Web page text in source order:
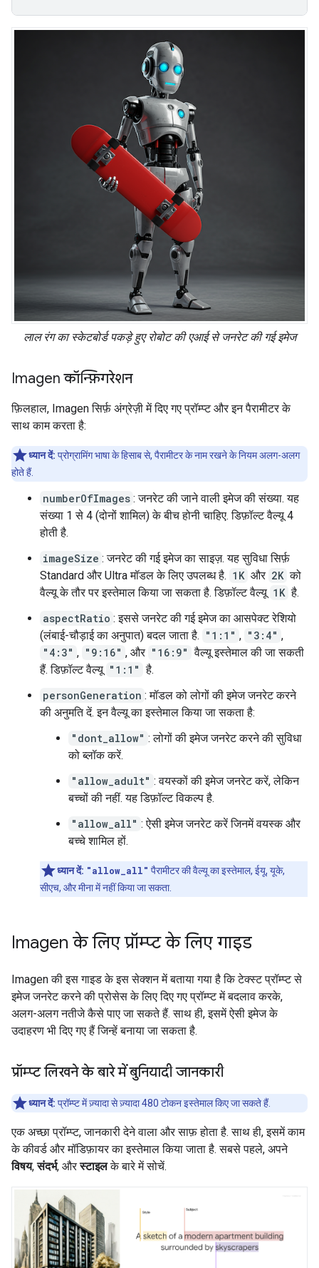
लाल रंग का स्केटबोर्ड पकड़े हुए रोबोट की एआई से जनरेट की गई इमेज
Imagen कॉन्फ़िगरेशन
फ़िलहाल, Imagen सिर्फ़ अंग्रेज़ी में दिए गए प्रॉम्प्ट और इन पैरामीटर के
साथ काम करता है:
ध्यान दें: प्रोग्रामिंग भाषा के हिसाब से, पैरामीटर के नाम रखने के नियम अलग-अलग
होते हैं.
numberOfImages : जनरेट की जाने वाली इमेज की संख्या. यह
संख्या 1 से 4 (दोनों शामिल) के बीच होनी चाहिए. डिफ़ॉल्ट वैल्यू 4
होती है.
imageSize : जनरेट की गई इमेज का साइज़. यह सुविधा सिर्फ़
Standard और Ultra मॉडल के लिए उपलब्ध है. 1K और 2K को
वैल्यू के तौर पर इस्तेमाल किया जा सकता है. डिफ़ॉल्ट वैल्यू 1K है.
aspectRatio : इससे जनरेट की गई इमेज का आसपेक्ट रेशियो
(लंबाई-चौड़ाई का अनुपात) बदल जाता है. "1:1" , "3:4" ,
"4:3" , "9:16" , और "16:9" वैल्यू इस्तेमाल की जा सकती
हैं. डिफ़ॉल्ट वैल्यू "1:1" है.
personGeneration : मॉडल को लोगों की इमेज जनरेट करने
की अनुमति दें. इन वैल्यू का इस्तेमाल किया जा सकता है:
"dont_allow" : लोगों की इमेज जनरेट करने की सुविधा
को ब्लॉक करें.
"allow_adult" : वयस्कों की इमेज जनरेट करें, लेकिन
बच्चों की नहीं. यह डिफ़ॉल्ट विकल्प है.
"allow_all" : ऐसी इमेज जनरेट करें जिनमें वयस्क और
बच्चे शामिल हों.
ध्यान दें: "allow_all" पैरामीटर की वैल्यू का इस्तेमाल, ईयू, यूके,
सीएच, और मीना में नहीं किया जा सकता.
Imagen के लिए प्रॉम्प्ट के लिए गाइड
Imagen की इस गाइड के इस सेक्शन में बताया गया है कि टेक्स्ट प्रॉम्प्ट से
इमेज जनरेट करने की प्रोसेस के लिए दिए गए प्रॉम्प्ट में बदलाव करके,
अलग-अलग नतीजे कैसे पाए जा सकते हैं. साथ ही, इसमें ऐसी इमेज के
उदाहरण भी दिए गए हैं जिन्हें बनाया जा सकता है.
प्रॉम्प्ट लिखने के बारे में बुनियादी जानकारी
ध्यान दें: प्रॉम्प्ट में ज़्यादा से ज़्यादा 480 टोकन इस्तेमाल किए जा सकते हैं.
एक अच्छा प्रॉम्प्ट, जानकारी देने वाला और साफ़ होता है. साथ ही, इसमें काम
के कीवर्ड और मॉडिफ़ायर का इस्तेमाल किया जाता है. सबसे पहले, अपने
विषय,संदर्भ, औरस्टाइलके बारे में सोचें.